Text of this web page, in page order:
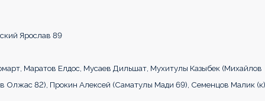
Ярослав 89
Маратов Елдос, Мусаев Дильшат, Мухитулы Казыбек (Михайлов
Олжас 82), Прокин Алексей (Саматулы Мади 69), Семенцов Малик (к)